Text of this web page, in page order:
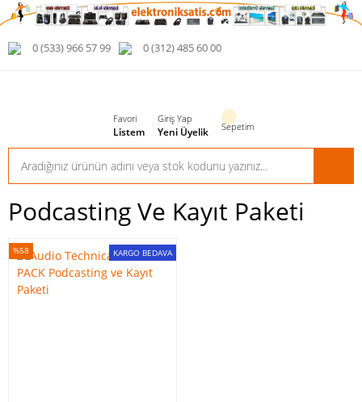
0 (533) 966 57 99 0 (312) 485 60 00
Favori
Listem
Giriş Yap
Yeni Üyelik Sepetim
Podcasting Ve Kayıt Paketi
KARGO BEDAVA
%58